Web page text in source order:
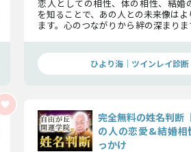
恋人としての相性、体の相性、結婚の
を知ることで、あの人との未来像はよ
ます。心のつながりから絆の深まり
ひより海｜ツインレイ診断
完全無料の姓名判断
の人の恋愛&結婚相
っかけ